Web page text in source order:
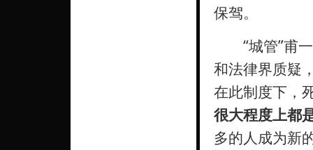
保驾。
“城管”甫一
和法律界质疑
在此制度下，
很大程度上都
多的人成为新